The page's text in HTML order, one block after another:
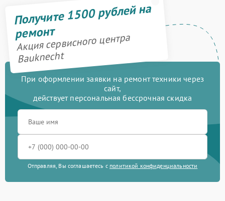
Получите 1500 рублей на
ремонт
Акция сервисного центра
Bauknecht
При оформлении заявки на ремонт техники через
сайт,
действует персональная бессрочная скидка
Отправляя, Вы соглашаетесь с политикой конфиденциальности